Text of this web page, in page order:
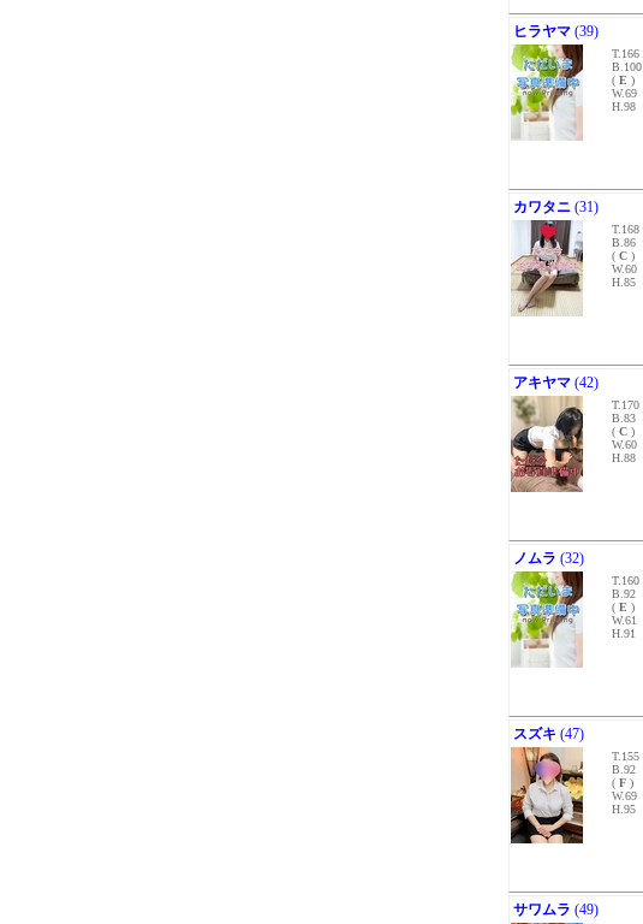
ヒラヤマ (39)
T.166
B.100
( E )
W.69
H.98
カワタニ (31)
T.168
B.86
( C )
W.60
H.85
アキヤマ (42)
T.170
B.83
( C )
W.60
H.88
ノムラ (32)
T.160
B.92
( E )
W.61
H.91
スズキ (47)
T.155
B.92
( F )
W.69
H.95
サワムラ (49)